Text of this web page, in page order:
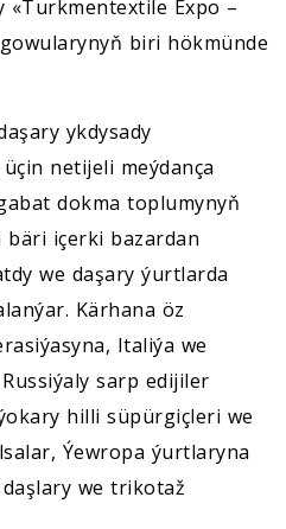
«Turkmentextile Expo –
biri hökmünde
ykdysady
netijeli meýdança
dokma toplumynyň
içerki bazardan
we daşary ýurtlarda
Kärhana öz
Italiýa we
sarp edijiler
hilli süpürgiçleri we
Ýewropa ýurtlaryna
we trikotaž